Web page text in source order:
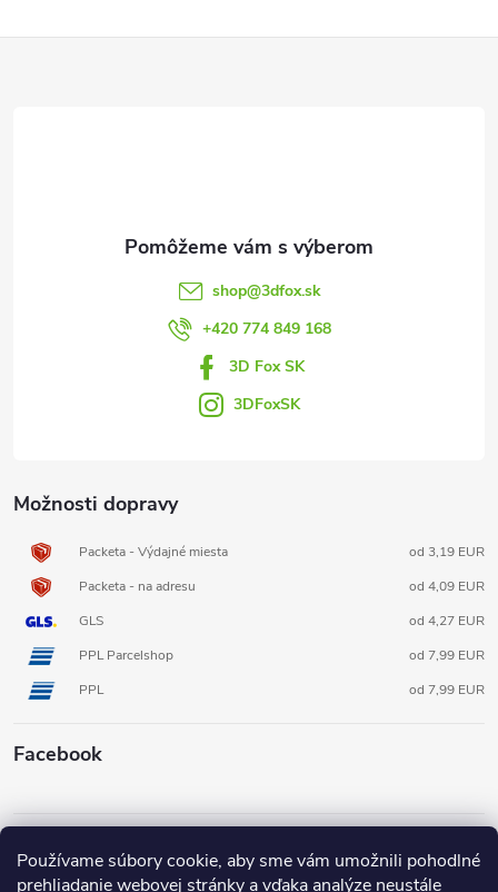
Používame súbory cookie, aby sme vám umožnili pohodlné
prehliadanie webovej stránky a vďaka analýze neustále
Možnosti dopravy
Packeta - Výdajné miesta
od 3,19 EUR
Packeta - na adresu
od 4,09 EUR
GLS
od 4,27 EUR
PPL Parcelshop
od 7,99 EUR
PPL
od 7,99 EUR
Facebook
shop@3dfox.sk
+420 774 849 168
3D Fox SK
3DFoxSK